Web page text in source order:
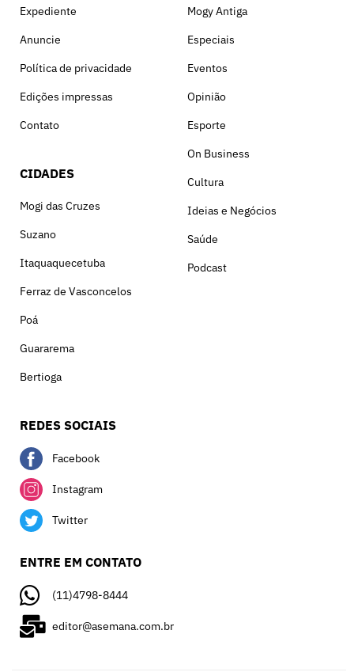
Expediente
Anuncie
Política de privacidade
Edições impressas
Contato
CIDADES
Mogi das Cruzes
Suzano
Itaquaquecetuba
Ferraz de Vasconcelos
Poá
Guararema
Bertioga
Mogy Antiga
Especiais
Eventos
Opinião
Esporte
On Business
Cultura
Ideias e Negócios
Saúde
Podcast
REDES SOCIAIS
Facebook
Instagram
Twitter
ENTRE EM CONTATO
(11)4798-8444
editor@asemana.com.br